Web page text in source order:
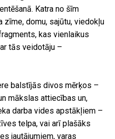
Katra no šīm
zīme, domu, sajūtu, viedokļu
kas vienlaikus
tās veidotāju –
balstījās divos mērķos –
mākslas attiecības un,
darba vides apstākļiem –
telpa, vai arī plašāks
jautājumiem, varas